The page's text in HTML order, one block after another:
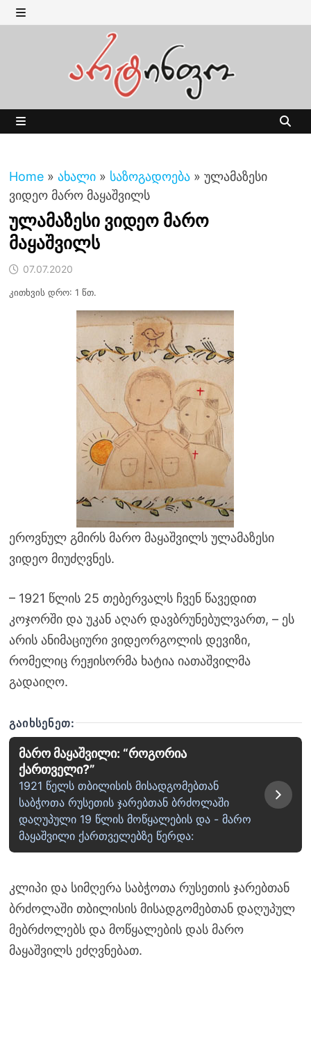
Skip
to MENU
Home » ახალი » საზოგადოება » ულამაზესი
ვიდეო მარო მაყაშვილს
ულამაზესი ვიდეო მარო
მაყაშვილს
07.07.2020
კითხვის დრო: 1 წთ.
ეროვნულ გმირს მარო მაყაშვილს ულამაზესი
ვიდეო მიუძღვნეს.
– 1921 წლის 25 თებერვალს ჩვენ წავედით
კოჯორში და უკან აღარ დავბრუნებულვართ, – ეს
არის ანიმაციური ვიდეორგოლის დევიზი,
რომელიც რეჟისორმა ხატია იათაშვილმა
გადაიღო.
ᲒᲐᲘᲮᲡᲔᲜᲔᲗ:
მარო მაყაშვილი: “როგორია
ქართველი?”
1921 წელს თბილისის მისადგომებთან
საბჭოთა რუსეთის ჯარებთან ბრძოლაში
დაღუპული 19 წლის მოწყალების და - მარო
მაყაშვილი ქართველებზე წერდა:
კლიპი და სიმღერა საბჭოთა რუსეთის ჯარებთან
ბრძოლაში თბილისის მისადგომებთან დაღუპულ
მებრძოლებს და მოწყალების დას მარო
მაყაშვილს ეძღვნებათ.